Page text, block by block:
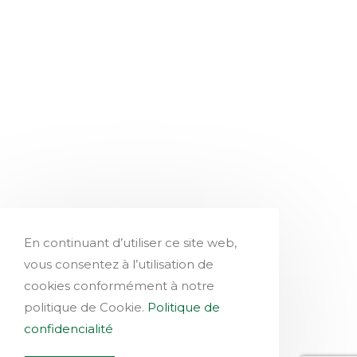
En continuant d’utiliser ce site web,
vous consentez à l’utilisation de
cookies conformément à notre
politique de Cookie. Politique de
confidencialité